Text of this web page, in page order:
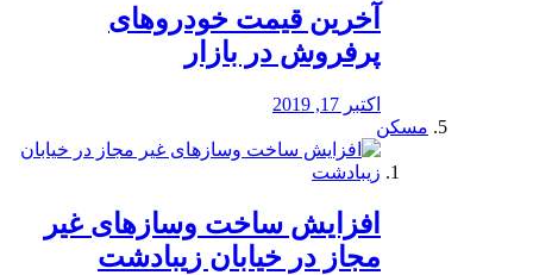
آخرین قیمت خودرو‌های
پرفروش در بازار
اکتبر 17, 2019
مسکن
افزایش ساخت وسازهای غیر
مجاز در خیابان زیبادشت